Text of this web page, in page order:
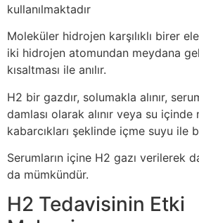
kullanılmaktadır
Moleküler hidrojen karşılıklı birer
iki hidrojen atomundan meydana
kısaltması ile anılır.
H2 bir gazdır, solumakla alınır,
damlası olarak alınır veya su
kabarcıkları şeklinde içme suyu ile
Serumların içine H2 gazı verilerek
da mümkündür.
H2 Tedavisinin Etki